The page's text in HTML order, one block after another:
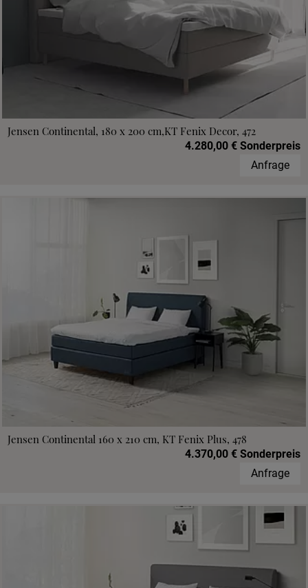
Jensen Continental, 180 x 200 cm,KT Fenix Decor, 472
4.280,00 € Sonderpreis
Anfrage
Jensen Continental 160 x 210 cm, KT Fenix Plus, 478
4.370,00 € Sonderpreis
Anfrage